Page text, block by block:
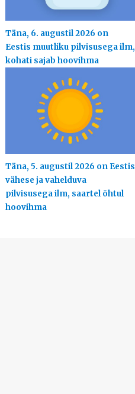
Täna, 6. augustil 2026 on
Eestis muutliku pilvisusega ilm,
kohati sajab hoovihma
Täna, 5. augustil 2026 on Eestis
vähese ja vahelduva
pilvisusega ilm, saartel õhtul
hoovihma